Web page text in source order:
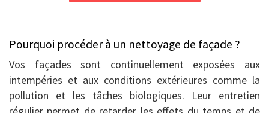
Pourquoi procéder à un nettoyage de façade ?
Vos façades sont continuellement exposées aux
intempéries et aux conditions extérieures comme la
pollution et les tâches biologiques. Leur entretien